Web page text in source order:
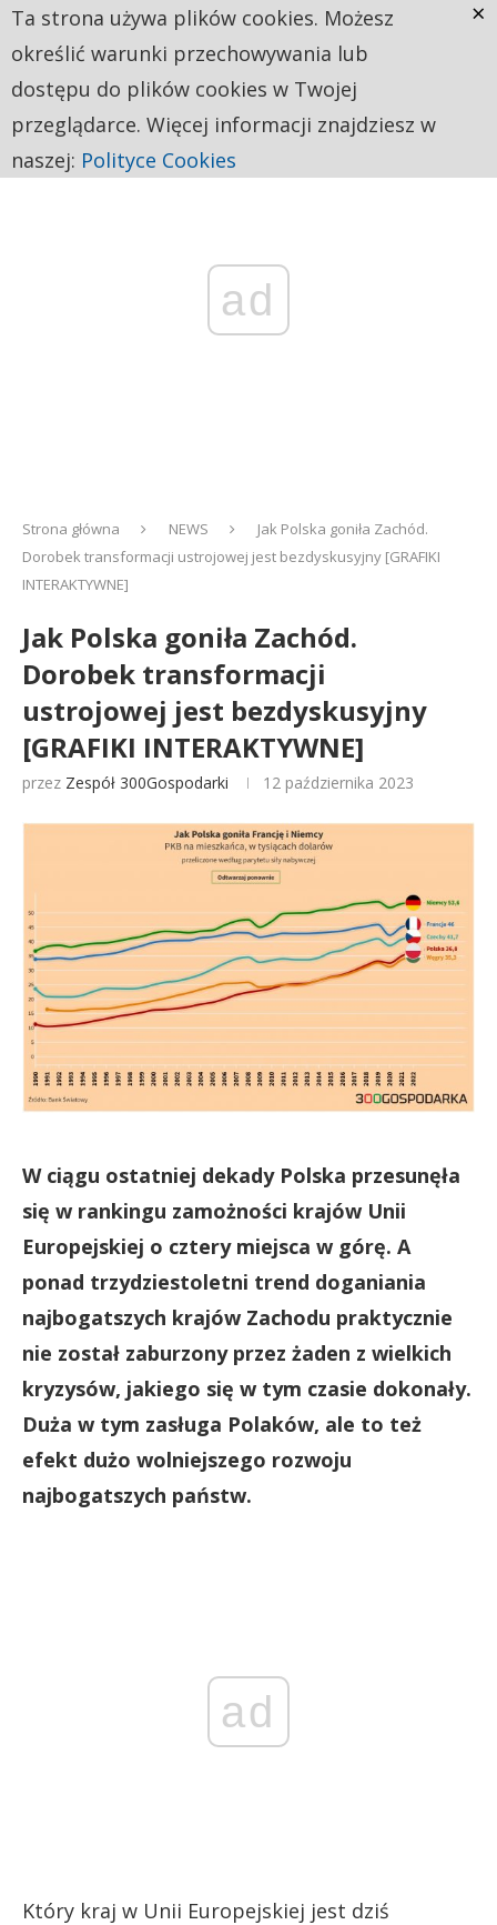
ad
Strona główna NEWS
Jak Polska goniła Zachód.
Dorobek transformacji ustrojowej jest bezdyskusyjny [GRAFIKI
INTERAKTYWNE]
Jak Polska goniła Zachód.
Dorobek transformacji
ustrojowej jest bezdyskusyjny
[GRAFIKI INTERAKTYWNE]
przez Zespół 300Gospodarki 12 października 2023
W ciągu ostatniej dekady Polska przesunęła
się w rankingu zamożności krajów Unii
Europejskiej o cztery miejsca w górę. A
ponad trzydziestoletni trend doganiania
najbogatszych krajów Zachodu praktycznie
nie został zaburzony przez żaden z wielkich
kryzysów, jakiego się w tym czasie dokonały.
Duża w tym zasługa Polaków, ale to też
efekt dużo wolniejszego rozwoju
najbogatszych państw.
ad
Który kraj w Unii Europejskiej jest dziś
Ta strona używa plików cookies. Możesz
określić warunki przechowywania lub
dostępu do plików cookies w Twojej
przeglądarce. Więcej informacji znajdziesz w
naszej: Polityce Cookies
×